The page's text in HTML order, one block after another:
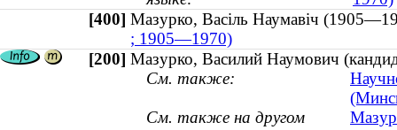
[400] Мазурко, Васіль Наумавіч
; 1905—1970)
[200] Мазурко, Василий Наумович
См. также:
См. также на другом